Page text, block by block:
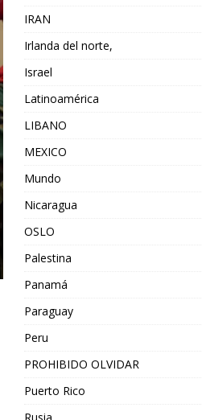
IRAN
Irlanda del norte,
Israel
Latinoamérica
LIBANO
MEXICO
Mundo
Nicaragua
OSLO
Palestina
Panamá
Paraguay
Peru
PROHIBIDO OLVIDAR
Puerto Rico